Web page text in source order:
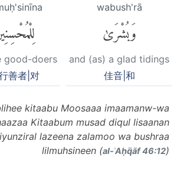
wabush'rā
وَبُشْرَىٰ
and (as) a glad tidings
佳音|和
good-doers
善者|对
kitaabu Moosaaa imaamanw-wa
Kitaabum musad diqul lisaanan
lazeena zalamoo wa bushraa
lilmuhsineen (al-ʾAḥq̈āf 46:12)